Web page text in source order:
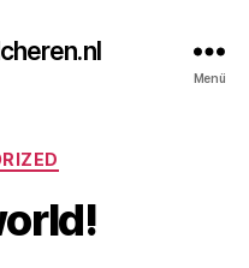
Menü